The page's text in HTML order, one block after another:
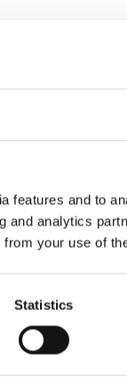
features and to
and analytics
from your use of
Statistics
op korte afstand
Sands eenvoudig te
en fietsverhuur
naar
met het
door de
Brabantse
avontuur.